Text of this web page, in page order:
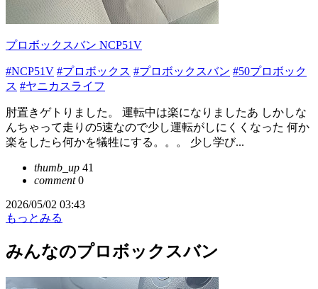
プロボックスバン NCP51V
#NCP51V #プロボックス #プロボックスバン #50プロボック
ス #ヤニカスライフ
肘置きゲトりました。 運転中は楽になりましたあ しかしな
んちゃって走りの5速なので少し運転がしにくくなった 何か
楽をしたら何かを犠牲にする。。。 少し学び...
thumb_up 41
comment0
2026/05/02 03:43
もっとみる
みんなのプロボックスバン